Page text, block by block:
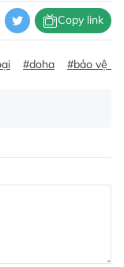
Copy link
#doha #bảo vệ